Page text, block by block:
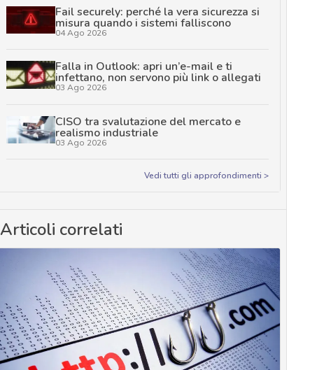
Fail securely: perché la vera sicurezza si
misura quando i sistemi falliscono
04 Ago 2026
Falla in Outlook: apri un’e-mail e ti
infettano, non servono più link o allegati
03 Ago 2026
CISO tra svalutazione del mercato e
realismo industriale
03 Ago 2026
Vedi tutti gli approfondimenti >
Articoli correlati